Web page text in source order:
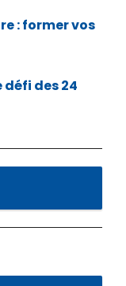
: former vos
défi des 24